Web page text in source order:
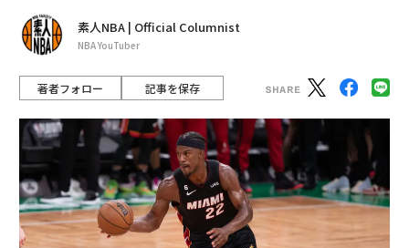
素人NBA | Official Columnist
NBA YouTuber
著者フォロー 記事を保存